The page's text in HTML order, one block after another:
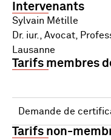
Intervenants
Sylvain Métille
Dr. iur., Avocat,
Lausanne
Tarifs membres
Demande de
Tarifs non-